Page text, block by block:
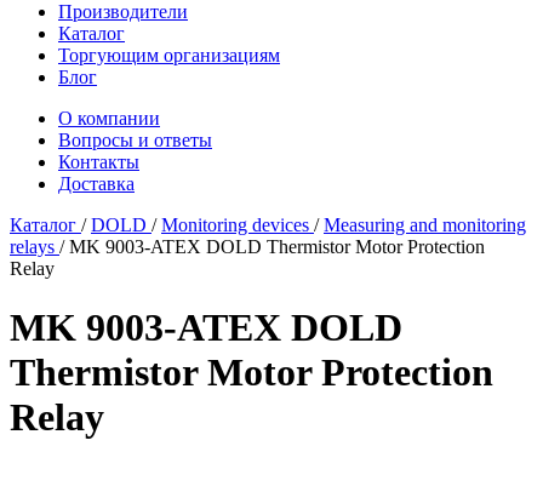
Производители
Каталог
Торгующим организациям
Блог
О компании
Вопросы и ответы
Контакты
Доставка
Каталог /DOLD /Monitoring devices /Measuring and monitoring
relays /MK 9003-ATEX DOLD Thermistor Motor Protection
Relay
MK 9003-ATEX DOLD
Thermistor Motor Protection
Relay